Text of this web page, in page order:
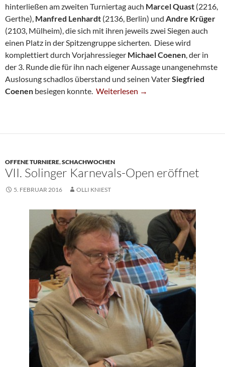
hinterließen am zweiten Turniertag auch Marcel Quast (2216,
Gerthe), Manfred Lenhardt (2136, Berlin) und Andre Krüger
(2103, Mülheim), die sich mit ihren jeweils zwei Siegen auch
einen Platz in der Spitzengruppe sicherten. Diese wird
komplettiert durch Vorjahressieger Michael Coenen, der in
der 3. Runde die für ihn nach eigener Aussage unangenehmste
Auslosung schadlos überstand und seinen VaterSiegfried
Coenen besiegen konnte. Sechs Spieler Noch Mit Makelloser
Weiterlesen →
OFFENE TURNIERE,SCHACHWOCHEN
VII. Solinger Karnevals-Open eröffnet
5. FEBRUAR 2016 OLLI KNIEST